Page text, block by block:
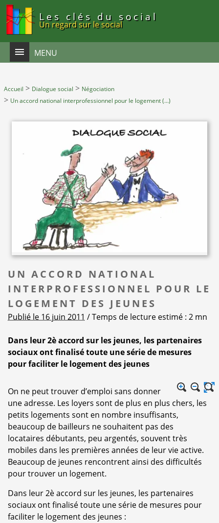
Les clés du social
Un regard sur le social
MENU
Accueil > Dialogue social > Négociation
> Un accord national interprofessionnel pour le logement (…)
UN ACCORD NATIONAL
INTERPROFESSIONNEL POUR LE
LOGEMENT DES JEUNES
Publié le 16 juin 2011 / Temps de lecture estimé : 2 mn
Dans leur 2è accord sur les jeunes, les partenaires
sociaux ont finalisé toute une série de mesures
pour faciliter le logement des jeunes
On ne peut trouver d’emploi sans donner
une adresse. Les loyers sont de plus en plus chers, les
petits logements sont en nombre insuffisants,
beaucoup de bailleurs ne souhaitent pas des
locataires débutants, peu argentés, souvent très
mobiles dans les premières années de leur vie active.
Beaucoup de jeunes rencontrent ainsi des difficultés
pour trouver un logement.
Dans leur 2è accord sur les jeunes, les partenaires
sociaux ont finalisé toute une série de mesures pour
faciliter le logement des jeunes :
Panneau de gestion des cookies